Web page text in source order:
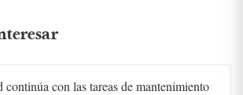
con las tareas de mantenimiento